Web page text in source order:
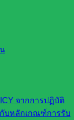
จากการปฏิบัติ
บหลักเกณฑ์การรับ